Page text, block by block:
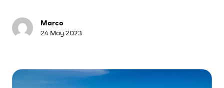
Marco
24 May 2023